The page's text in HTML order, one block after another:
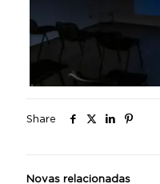
Share
Novas relacionadas